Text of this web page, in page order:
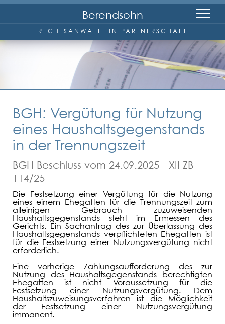
Berendsohn
RECHTSANWÄLTE IN PARTNERSCHAFT
Kanzlei
Anwälte
Wolfgang Berendsohn
Friedrich-W. Reineke
Rechtsgebiete
Arbeitsrecht
Erbrecht
Familienrecht
BGH: Vergütung für Nutzung
eines Haushaltsgegenstands
in der Trennungszeit
BGH Beschluss vom 24.09.2025 - XII ZB
114/25
Die Festsetzung einer Vergütung für die Nutzung
eines einem Ehegatten für die Trennungszeit zum
alleinigen Gebrauch zuzuweisenden
Haushaltsgegenstands steht im Ermessen des
Gerichts. Ein Sachantrag des zur Überlassung des
Haushaltsgegenstands verpflichteten Ehegatten ist
für die Festsetzung einer Nutzungsvergütung nicht
erforderlich.
Eine vorherige Zahlungsaufforderung des zur
Nutzung des Haushaltsgegenstands berechtigten
Ehegatten ist nicht Voraussetzung für die
Festsetzung einer Nutzungsvergütung. Dem
Haushaltszuweisungsverfahren ist die Möglichkeit
der Festsetzung einer Nutzungsvergütung
immanent.